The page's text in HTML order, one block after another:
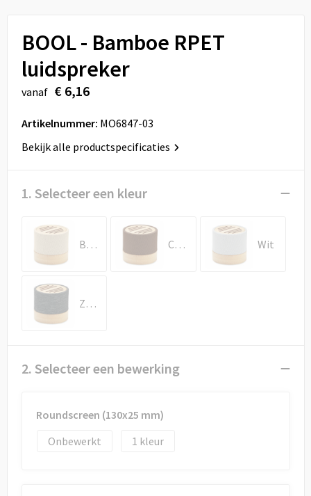
Veiligheid, Auto en Fiets
Vrije tijd en Strand
Aanstekers
Rugzakken
Schoenentassen
Sporttassen
Draagtassen
Waterbestendige tassen
BOOL - Bamboe RPET
luidspreker
vanaf € 6,16
Artikelnummer: MO6847-03
Bekijk alle productspecificaties
1. Selecteer een kleur
Beige Chocolade Wit
Zwart
2. Selecteer een bewerking
Roundscreen (130x25 mm)
Onbewerkt
1